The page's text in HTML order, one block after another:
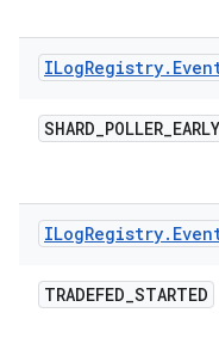
ILogRegistry.
SHARD_POLLER_EARLY
ILogRegistry.
TRADEFED_STARTED